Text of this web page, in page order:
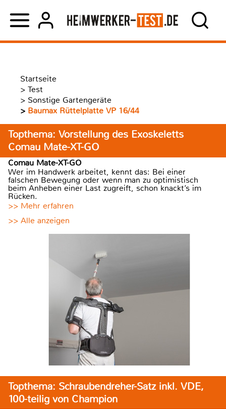
Startseite
> Test
> Sonstige Gartengeräte
> Baumax Rüttelplatte VP 16/44
Topthema: Vorstellung des Exoskeletts
Comau Mate-XT-GO
Comau Mate-XT-GO
Wer im Handwerk arbeitet, kennt das: Bei einer
falschen Bewegung oder wenn man zu optimistisch
beim Anheben einer Last zugreift, schon knackt’s im
Rücken.
>> Mehr erfahren
>> Alle anzeigen
Topthema: Schraubendreher-Satz inkl. VDE,
100-teilig von Champion